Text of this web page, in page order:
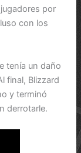
por
con los
tenía un daño
final, Blizzard
y terminó
derrotarle.